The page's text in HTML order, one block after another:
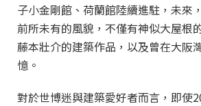
子小金剛館、荷蘭館陸續進駐，未來
前所未有的風貌，不僅有神似大屋根
藤本壯介的建築作品，以及曾在大阪
憶。
對於世博迷與建築愛好者而言，即使